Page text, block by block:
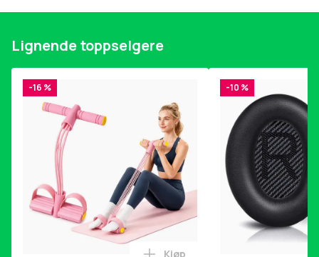
Passer til følgende modeller: iPhone XR
Fargeramme: Matt svart
knapper og kamerahull
Mobildeksel motstår riper, støv, smuss og støt
MultiColor
Vekt, gram
Artikkel nr.
730ae73d-6929-4623-95ba-9e69b831391e
Produktsikkerhetsinformasjon
Lignende toppselgere
-16 %
Kjøp
-10 %